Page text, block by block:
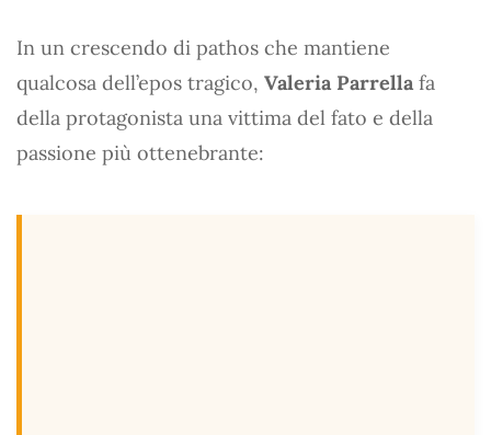
In un crescendo di pathos che mantiene
qualcosa dell’epos tragico, Valeria Parrella fa
della protagonista una vittima del fato e della
passione più ottenebrante: